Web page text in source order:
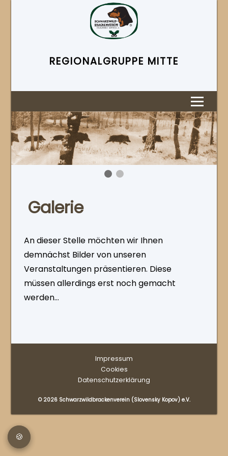
REGIONAL­GRUPPE MITTE
🍪
Galerie
An dieser Stelle möchten wir Ihnen
demnächst Bilder von unseren
Veranstaltungen präsentieren. Diese
müssen allerdings erst noch gemacht
werden…
Impressum
Cookies
Datenschutzerklärung
© 2026 Schwarzwildbrackenverein (Slovensky Kopov) e.V.
🍪